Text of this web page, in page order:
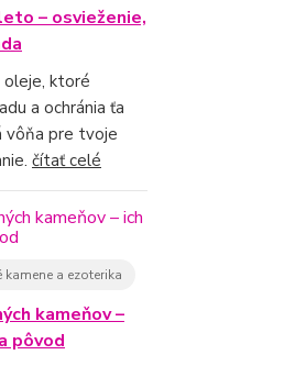
– osvieženie,
oleje, ktoré
a ochránia ťa
vôňa pre tvoje
čítať celé
kamene a ezoterika
kameňov –
pôvod